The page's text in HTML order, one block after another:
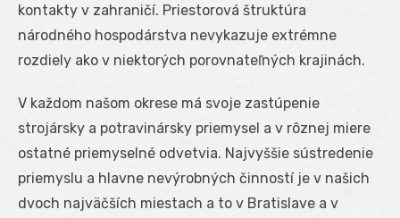
kontakty v zahraničí. Priestorová štruktúra
národného hospodárstva nevykazuje extrémne
rozdiely ako v niektorých porovnateľných krajinách.
V každom našom okrese má svoje zastúpenie
strojársky a potravinársky priemysel a v rôznej miere
ostatné priemyselné odvetvia. Najvyššie sústredenie
priemyslu a hlavne nevýrobných činností je v našich
dvoch najväčších miestach a to v Bratislave a v